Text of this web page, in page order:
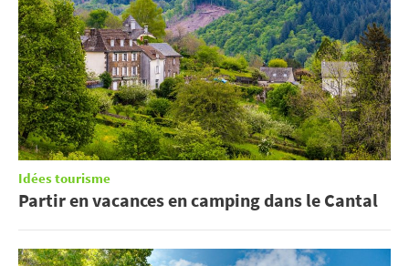
Idées tourisme
Partir en vacances en camping dans le Cantal